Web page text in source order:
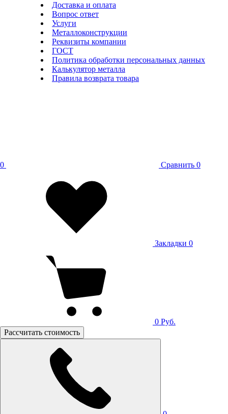
Доставка и оплата
Вопрос ответ
Услуги
Металлоконструкции
Реквизиты компании
ГОСТ
Политика обработки персональных данных
Калькулятор металла
Правила возврата товара
0 Сравнить 0
Закладки 0
0 Руб.
Рассчитать стоимость